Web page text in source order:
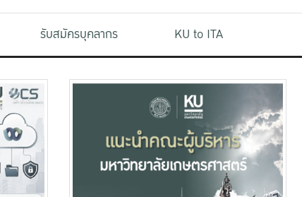
รับสมัครบุคลากร KU to ITA